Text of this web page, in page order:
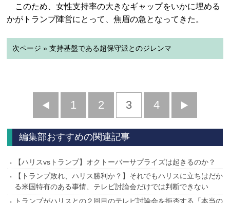
このため、女性支持率の大きなギャップをいかに埋める
かがトランプ陣営にとって、焦眉の急となってきた。
次ページ » 支持基盤である超保守派とのジレンマ
前
へ
1 2 3 4
へ
編集部おすすめの関連記事
【ハリスvsトランプ】オクトーバーサプライズは起きるのか？
【トランプ敗れ、ハリス勝利か？】それでもハリスに立ちはだか
る米国特有のある事情、テレビ討論会だけでは判断できない
トランプがハリスとの２回目のテレビ討論会を拒否する「本当の